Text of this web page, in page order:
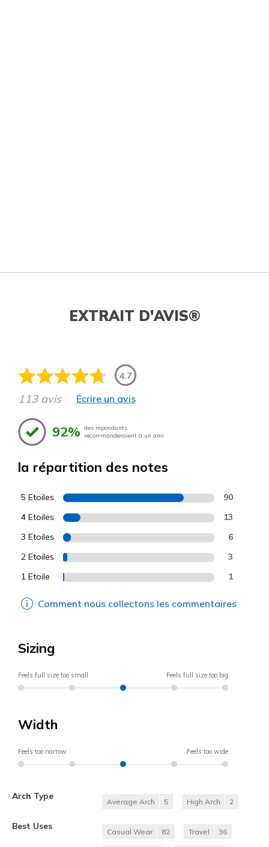
EXTRAIT D'AVIS®
4.7
113 avis Écrire un avis
92% des répondants
recommanderaient à un ami
la répartition des notes
5 Etoiles 90
4 Etoiles 13
3 Etoiles 6
2 Etoiles 3
1 Etoile 1
Comment nous collectons les commentaires
Sizing
Feels full size too small Feels full size too big
Width
Feels too narrow Feels too wide
Arch Type
Average Arch 5 High Arch 2
Best Uses
Casual Wear 82 Travel 36